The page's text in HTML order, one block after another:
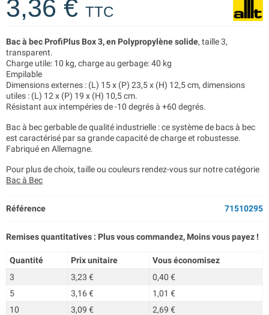
3,36 € TTC
Bac à bec ProfiPlus Box 3, en Polypropylène solide, taille 3,
transparent.
Charge utile: 10 kg, charge au gerbage: 40 kg
Empilable
Dimensions externes : (L) 15 x (P) 23,5 x (H) 12,5 cm, dimensions
utiles : (L) 12 x (P) 19 x (H) 10,5 cm.
Résistant aux intempéries de -10 degrés à +60 degrés.
Bac à bec gerbable de qualité industrielle : ce système de bacs à bec
est caractérisé par sa grande capacité de charge et robustesse.
Fabriqué en Allemagne.
Pour plus de choix, taille ou couleurs rendez-vous sur notre catégorie
Bac à Bec
Référence 71510295
Remises quantitatives : Plus vous commandez, Moins vous payez !
Quantité Prix unitaire
Vous économisez
3
3,23 €
0,40 €
5
3,16 €
1,01 €
10
3,09 €
2,69 €